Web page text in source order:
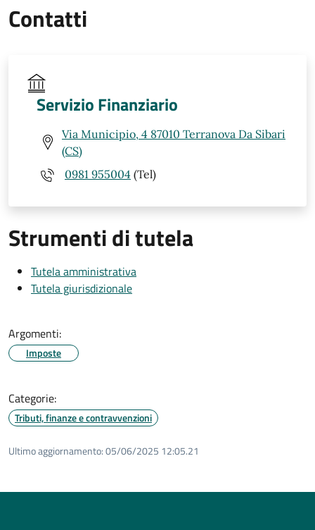
Contatti
Servizio Finanziario
Via Municipio, 4 87010 Terranova Da Sibari
(CS)
0981 955004 (Tel)
Strumenti di tutela
Tutela amministrativa
Tutela giurisdizionale
Argomenti:
Imposte
Categorie:
Tributi, finanze e contravvenzioni
Ultimo aggiornamento:05/06/2025 12:05.21